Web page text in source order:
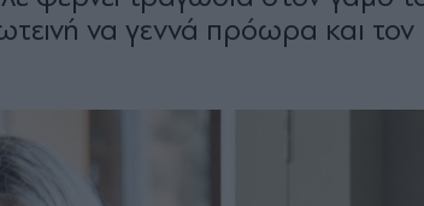
να γεννά πρόωρα και